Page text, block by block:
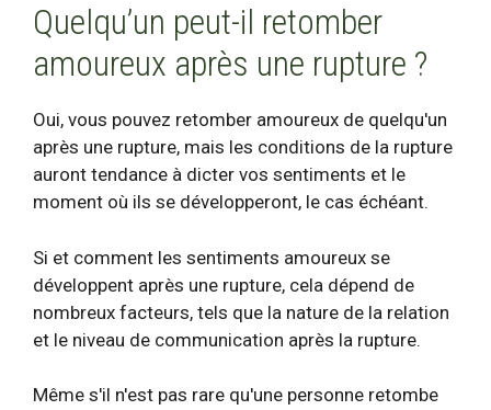
Quelqu’un peut-il retomber
amoureux après une rupture ?
Oui, vous pouvez retomber amoureux de quelqu'un
après une rupture, mais les conditions de la rupture
auront tendance à dicter vos sentiments et le
moment où ils se développeront, le cas échéant.
Si et comment les sentiments amoureux se
développent après une rupture, cela dépend de
nombreux facteurs, tels que la nature de la relation
et le niveau de communication après la rupture.
Même s'il n'est pas rare qu'une personne retombe